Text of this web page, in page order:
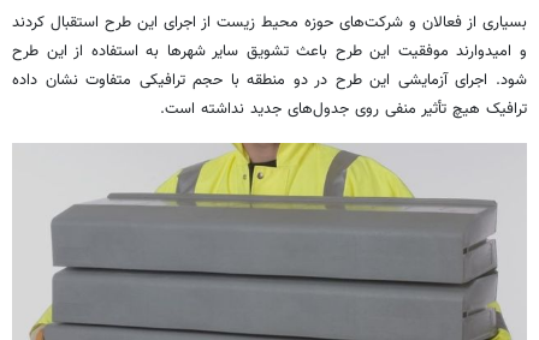
بسیاری از فعالان و شرکت‌های حوزه محیط زیست از اجرای این طرح استقبال کردند
و امیدوارند موفقیت این طرح باعث تشویق سایر شهرها به استفاده از این طرح
شود. اجرای آزمایشی این طرح در دو منطقه با حجم ترافیکی متفاوت نشان داده
ترافیک هیچ تأثیر منفی روی جدول‌های جدید نداشته است.